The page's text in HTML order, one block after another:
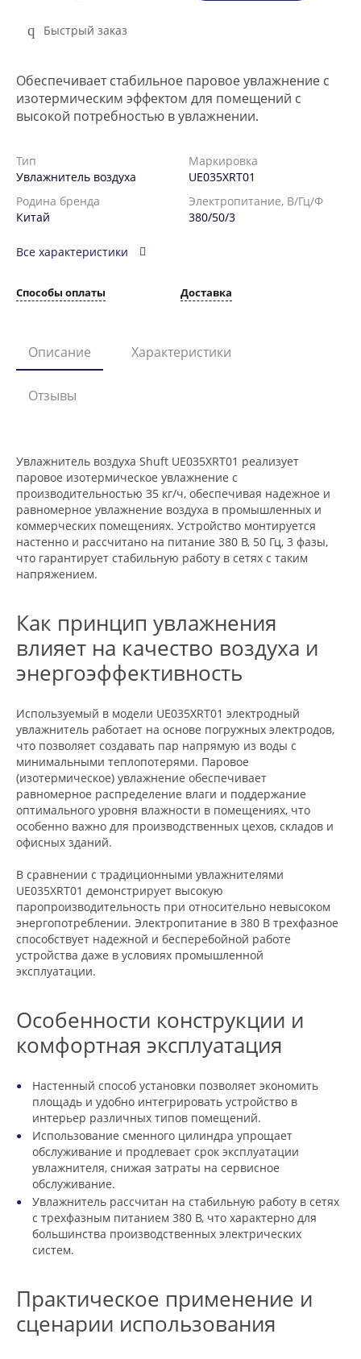
Быстрый заказ
Обеспечивает стабильное паровое увлажнение с
изотермическим эффектом для помещений с
высокой потребностью в увлажнении.
Тип
Увлажнитель воздуха
Маркировка
UE035XRT01
Родина бренда
Китай
Электропитание, В/Гц/Ф
380/50/3
Все характеристики
Способы оплаты Доставка
Описание Характеристики
Отзывы
Увлажнитель воздуха Shuft UE035XRT01 реализует
паровое изотермическое увлажнение с
производительностью 35 кг/ч, обеспечивая надежное и
равномерное увлажнение воздуха в промышленных и
коммерческих помещениях. Устройство монтируется
настенно и рассчитано на питание 380 В, 50 Гц, 3 фазы,
что гарантирует стабильную работу в сетях с таким
напряжением.
Как принцип увлажнения
влияет на качество воздуха и
энергоэффективность
Используемый в модели UE035XRT01 электродный
увлажнитель работает на основе погружных электродов,
что позволяет создавать пар напрямую из воды с
минимальными теплопотерями. Паровое
(изотермическое) увлажнение обеспечивает
равномерное распределение влаги и поддержание
оптимального уровня влажности в помещениях, что
особенно важно для производственных цехов, складов и
офисных зданий.
В сравнении с традиционными увлажнителями
UE035XRT01 демонстрирует высокую
паропроизводительность при относительно невысоком
энергопотреблении. Электропитание в 380 В трехфазное
способствует надежной и бесперебойной работе
устройства даже в условиях промышленной
эксплуатации.
Особенности конструкции и
комфортная эксплуатация
Настенный способ установки позволяет экономить
площадь и удобно интегрировать устройство в
интерьер различных типов помещений.
Использование сменного цилиндра упрощает
обслуживание и продлевает срок эксплуатации
увлажнителя, снижая затраты на сервисное
обслуживание.
Увлажнитель рассчитан на стабильную работу в сетях
с трехфазным питанием 380 В, что характерно для
большинства производственных электрических
систем.
Практическое применение и
сценарии использования